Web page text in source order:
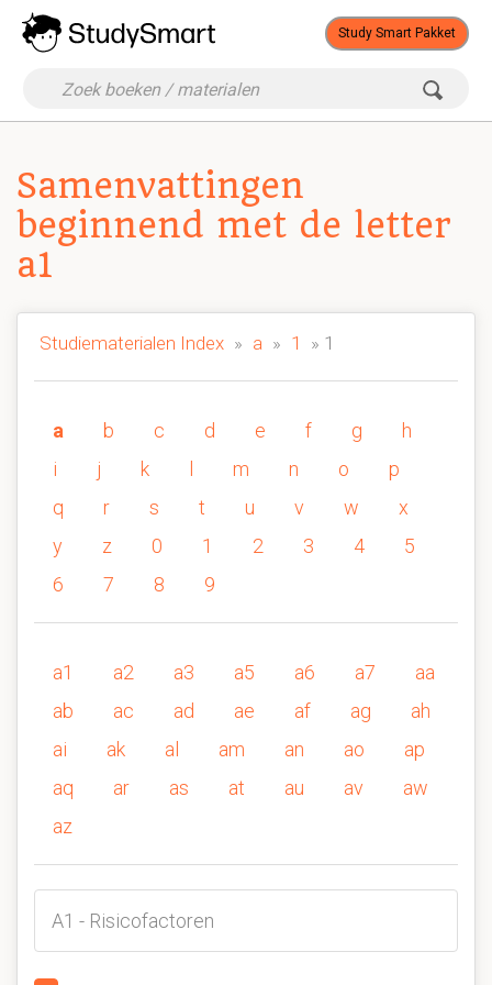
Study Smart Pakket
Samenvattingen
beginnend met de letter
a1
Studiematerialen Index » a » 1 » 1
a b c d e f g
h
i
j k m n o
p
q
r s t u v w
x
y
z 0 1 2 3 4
5
6
7 8 9
a1 a2 a3 a5 a6 a7
aa
ab
ac ad ae af ag
ah
ai
ak al am an ao
ap
aq
ar as at au av
aw
az
A1 - Risicofactoren